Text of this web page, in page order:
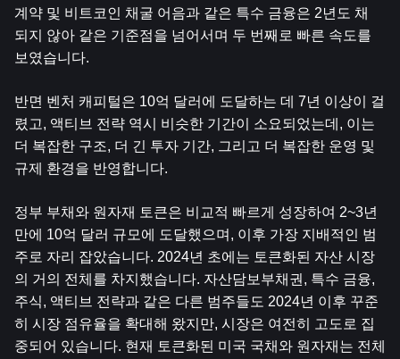
계약 및 비트코인 ​​채굴 어음과 같은 특수 금융은 2년도 채
되지 않아 같은 기준점을 넘어서며 두 번째로 빠른 속도를
보였습니다.
반면 벤처 캐피털은 10억 달러에 도달하는 데 7년 이상이 걸
렸고, 액티브 전략 역시 비슷한 기간이 소요되었는데, 이는
더 복잡한 구조, 더 긴 투자 기간, 그리고 더 복잡한 운영 및
규제 환경을 반영합니다.
정부 부채와 원자재 토큰은 비교적 빠르게 성장하여 2~3년
만에 10억 달러 규모에 도달했으며, 이후 가장 지배적인 범
주로 자리 잡았습니다. 2024년 초에는 토큰화된 자산 시장
의 거의 전체를 차지했습니다. 자산담보부채권, 특수 금융,
주식, 액티브 전략과 같은 다른 범주들도 2024년 이후 꾸준
히 시장 점유율을 확대해 왔지만, 시장은 여전히 ​​고도로 집
중되어 있습니다. 현재 토큰화된 미국 국채와 원자재는 전체